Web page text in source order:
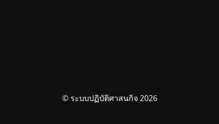
© ระบบปฏิบัติศาสนกิจ 2026